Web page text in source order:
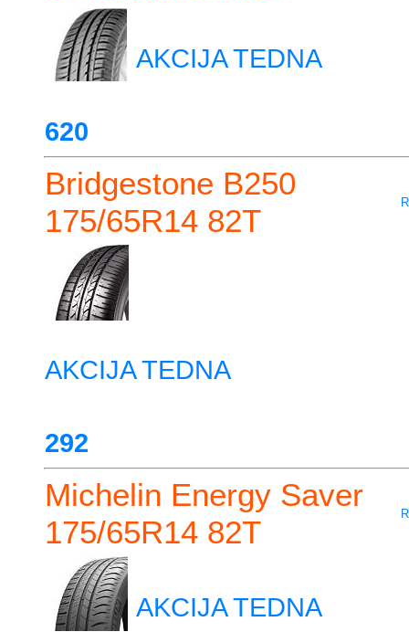
AKCIJA TEDNA
620
Bridgestone B250
175/65R14 82T
AKCIJA TEDNA
292
Michelin Energy Saver
175/65R14 82T
AKCIJA TEDNA